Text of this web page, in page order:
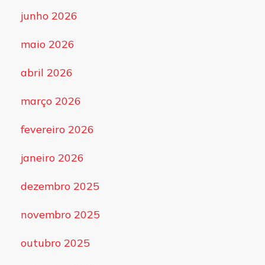
junho 2026
maio 2026
abril 2026
março 2026
fevereiro 2026
janeiro 2026
dezembro 2025
novembro 2025
outubro 2025